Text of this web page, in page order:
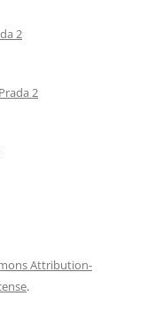
2
2
Attribution-
.